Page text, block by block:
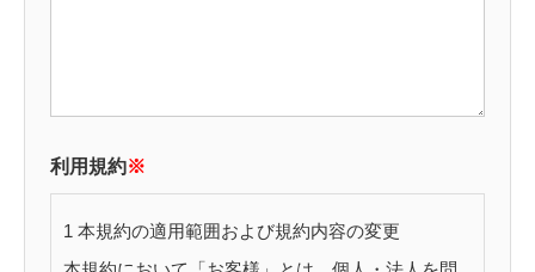
利用規約※
1 本規約の適用範囲および規約内容の変更